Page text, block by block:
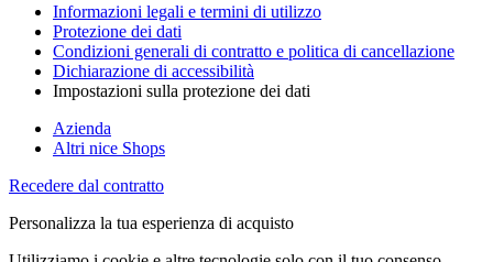
Informazioni legali e termini di utilizzo
Protezione dei dati
Condizioni generali di contratto e politica di cancellazione
Dichiarazione di accessibilità
Impostazioni sulla protezione dei dati
Azienda
Altri nice Shops
Recedere dal contratto
Personalizza la tua esperienza di acquisto